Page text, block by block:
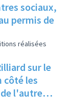
sociaux,
permis de
réalisées
sur le
côté les
l'autre
à